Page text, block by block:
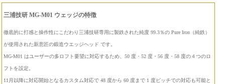
三浦技研 MG-M01 ウェッジの特徴
徹底的に打感と操作性にこだわり三浦技研専用に製鉄された純度 99.3％の Pure Iron（純鉄）
が使用された新意匠の鍛造ウエッジヘッド です。
MG-M01 はユーザーの多ロフト要望に対応するため、50 度・52 度・56 度・58 度の４つのロ
フトを設定。
11月以降に対応開始となるカスタム対応で 48 度から 60 度まで 1 度ピッチでの対応も可能と